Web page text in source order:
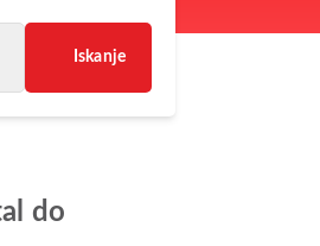
Iskanje
do